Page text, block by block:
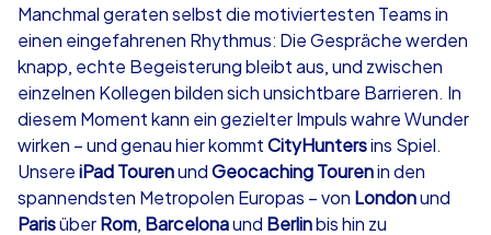
€49,99
iPad Tour
€49,99
Krimi iPad
Manchmal geraten selbst die motiviertesten Teams in
einen eingefahrenen Rhythmus: Die Gespräche werden
knapp, echte Begeisterung bleibt aus, und zwischen
einzelnen Kollegen bilden sich unsichtbare Barrieren. In
diesem Moment kann ein gezielter Impuls wahre Wunder
wirken – und genau hier kommtCityHuntersins Spiel.
UnsereiPad TourenundGeocaching Tourenin den
spannendsten Metropolen Europas – von Londonund
ParisüberRom, Barcelonaund Berlinbis hin zu